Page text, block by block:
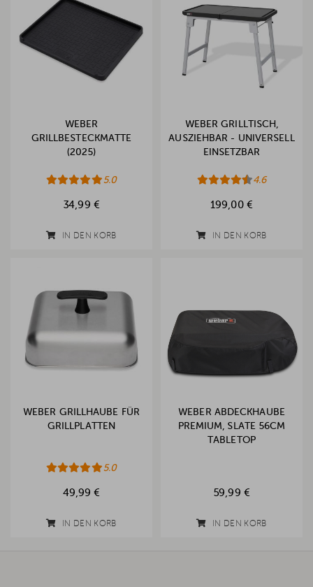
WEBER
GRILLBESTECKMATTE
(2025)
5.0
34,99 €
IN DEN KORB
WEBER GRILLTISCH,
AUSZIEHBAR - UNIVERSELL
EINSETZBAR
4.6
199,00 €
IN DEN KORB
WEBER GRILLHAUBE FÜR
GRILLPLATTEN
5.0
49,99 €
IN DEN KORB
WEBER ABDECKHAUBE
PREMIUM, SLATE 56CM
TABLETOP
59,99 €
IN DEN KORB